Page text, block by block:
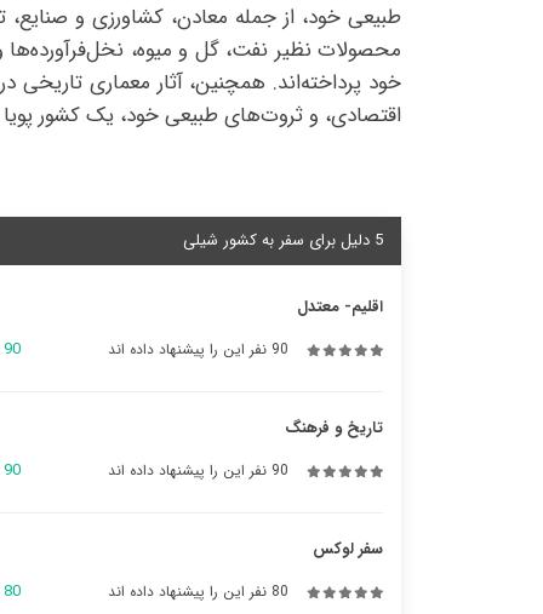
طبیعی خود، از جمله معادن، کشاورزی و
محصولات نظیر نفت، گل و میوه، نخل‌فرآورده‌ها
خود پرداخته‌اند. همچنین، آثار معماری تاریخی
اقتصادی، و ثروت‌های طبیعی خود، یک کشور
5 دلیل برای سفر به کشور شیلی
اقلیم- معتدل
90 نفر این را پیشنهاد داده اند 90
تاریخ و فرهنگ
90 نفر این را پیشنهاد داده اند 90
سفر لوکس
80 نفر این را پیشنهاد داده اند 80